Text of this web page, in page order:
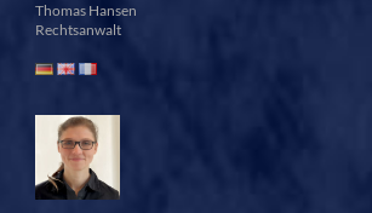
Thomas Hansen
Rechtsanwalt